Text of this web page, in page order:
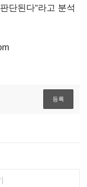
단된다”라고 분석